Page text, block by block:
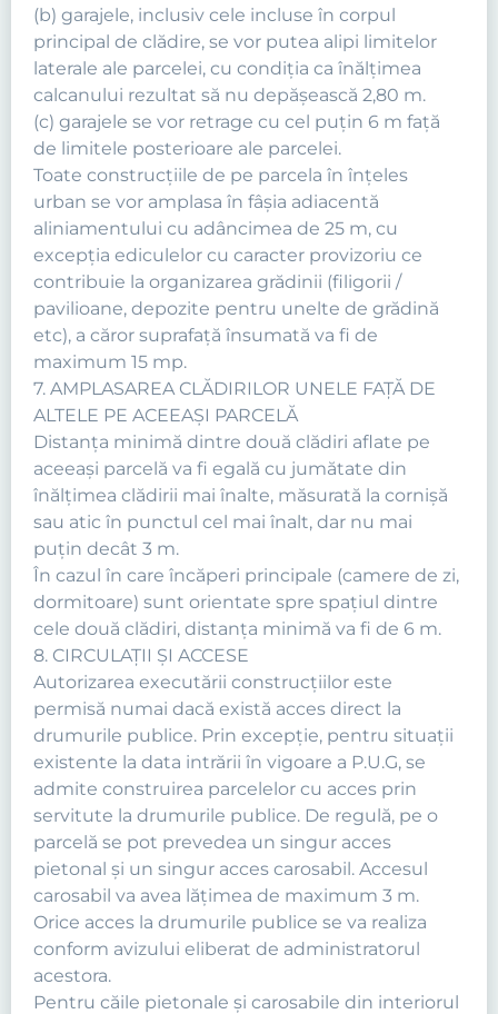
(b) garajele, inclusiv cele incluse în corpul
principal de clădire, se vor putea alipi limitelor
laterale ale parcelei, cu condiţia ca înălţimea
calcanului rezultat să nu depăşească 2,80 m.
(c) garajele se vor retrage cu cel puţin 6 m faţă
de limitele posterioare ale parcelei.
Toate construcţiile de pe parcela în înţeles
urban se vor amplasa în fâşia adiacentă
aliniamentului cu adâncimea de 25 m, cu
excepţia ediculelor cu caracter provizoriu ce
contribuie la organizarea grădinii (filigorii /
pavilioane, depozite pentru unelte de grădină
etc), a căror suprafaţă însumată va fi de
maximum 15 mp.
7. AMPLASAREA CLĂDIRILOR UNELE FAŢĂ DE
ALTELE PE ACEEAŞI PARCELĂ
Distanţa minimă dintre două clădiri aflate pe
aceeaşi parcelă va fi egală cu jumătate din
înălţimea clădirii mai înalte, măsurată la cornişă
sau atic în punctul cel mai înalt, dar nu mai
puţin decât 3 m.
În cazul în care încăperi principale (camere de zi,
dormitoare) sunt orientate spre spaţiul dintre
cele două clădiri, distanţa minimă va fi de 6 m.
8. CIRCULAŢII ŞI ACCESE
Autorizarea executării construcţiilor este
permisă numai dacă există acces direct la
drumurile publice. Prin excepţie, pentru situaţii
existente la data intrării în vigoare a P.U.G, se
admite construirea parcelelor cu acces prin
servitute la drumurile publice. De regulă, pe o
parcelă se pot prevedea un singur acces
pietonal şi un singur acces carosabil. Accesul
carosabil va avea lăţimea de maximum 3 m.
Orice acces la drumurile publice se va realiza
conform avizului eliberat de administratorul
acestora.
Pentru căile pietonale şi carosabile din interiorul